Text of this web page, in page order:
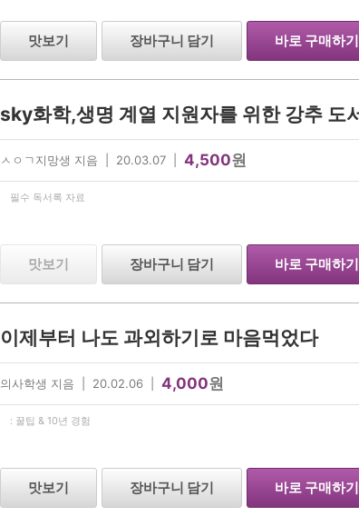
맛보기 장바구니 담기 바로 구매하기
ㅅㅇㄱ지망생 지음 | 20.03.07 | 4,500원
필수 독서록 자료
맛보기 장바구니 담기 바로 구매하기
이제부터 나도 과외하기로 마음먹었다
의사학생 지음 | 20.02.06 | 4,000원
: 꿀팁 & 10년 경험
맛보기 장바구니 담기 바로 구매하기